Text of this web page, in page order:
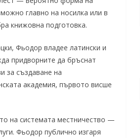
главно на носилка или в
книжовна подготовка.
Фьодор владее латински и
придворните да бръснат
за създаване на
академия, първото висше
на системата местничество —
Фьодор публично изгаря